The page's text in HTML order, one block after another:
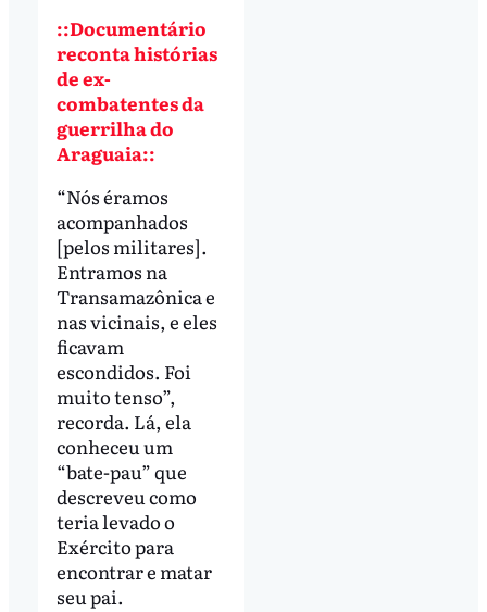
::Documentário
reconta histórias
de ex-
combatentes da
guerrilha do
Araguaia::
“Nós éramos
acompanhados
[pelos militares].
Entramos na
Transamazônica e
nas vicinais, e eles
ficavam
escondidos. Foi
muito tenso”,
recorda. Lá, ela
conheceu um
“bate-pau” que
descreveu como
teria levado o
Exército para
encontrar e matar
seu pai.